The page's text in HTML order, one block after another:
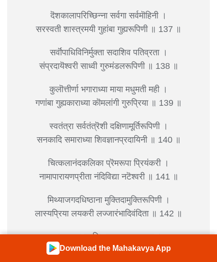
दॆशकालापरिच्छिन्ना सर्वगा सर्वमॊहिनी ।
सरस्वती शास्त्रमयी गुहांबा गुह्यरूपिणी ॥ 137 ॥
सर्वॊपाधिविनिर्मुक्ता सदाशिव पतिव्रता ।
संप्रदायॆश्वरी साध्वी गुरुमंडलरूपिणी ॥ 138 ॥
कुलॊत्तीर्णा भगाराध्या माया मधुमती मही ।
गणांबा गुह्यकाराध्या कॊमलांगी गुरुप्रिया ॥ 139 ॥
स्वतंत्रा सर्वतंत्रॆशी दक्षिणामूर्तिरूपिणी ।
सनकादि समाराध्या शिवज्ञानप्रदायिनी ॥ 140 ॥
चित्कलानंदकलिका प्रॆमरूपा प्रियंकरी ।
नामापारायणप्रीता नंदिविद्या नटॆश्वरी ॥ 141 ॥
मिथ्याजगदधिष्ठाना मुक्तिदामुक्तिरूपिणी ।
लास्यप्रिया लयकरी लज्जारंभादिवंदिता ॥ 142 ॥
भवदावसुधावृष्ठिः पापारण्यदवानला ।
दौर्भाग्यतूलवातूला जराध्वांतरविप्रभा ॥ 143 ॥
Download the Mahakavya App